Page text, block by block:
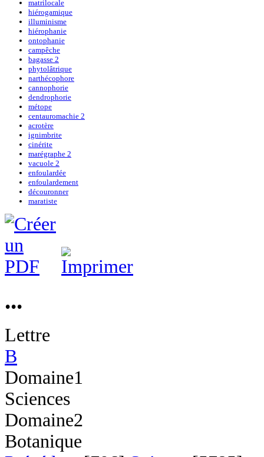
matrilocale
hiérogamique
illuminisme
hiérophanie
ontophanie
campêche
bagasse 2
phytolâtrique
narthécophore
cannophorie
dendrophorie
métope
centauromachie 2
acrotère
ignimbrite
cinérite
marégraphe 2
vacuole 2
enfoulardée
enfoulardement
découronner
maratiste
...
Lettre
B
Domaine1
Sciences
Domaine2
Botanique